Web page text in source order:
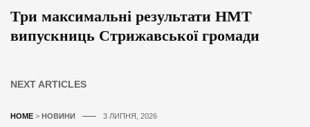
Три максимальні результати НМТ
випускниць Стрижавської громади
NEXT ARTICLES
HOME > НОВИНИ 3 ЛИПНЯ, 2026